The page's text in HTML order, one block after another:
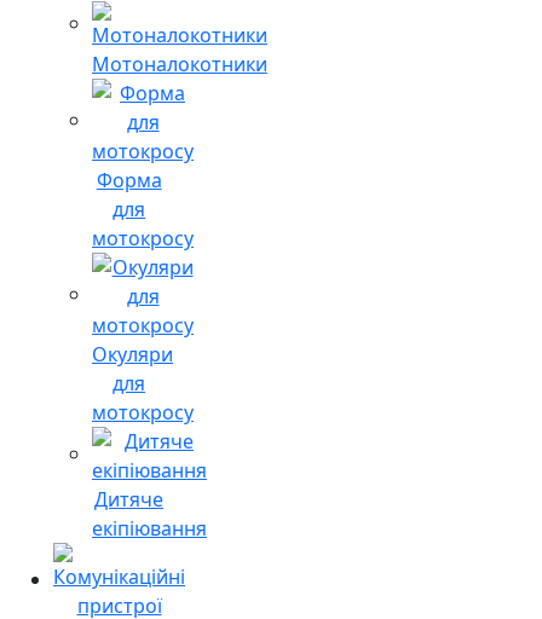
Мотоналокотники
Форма
для
мотокросу
Окуляри
для
мотокросу
Дитяче
екіпіювання